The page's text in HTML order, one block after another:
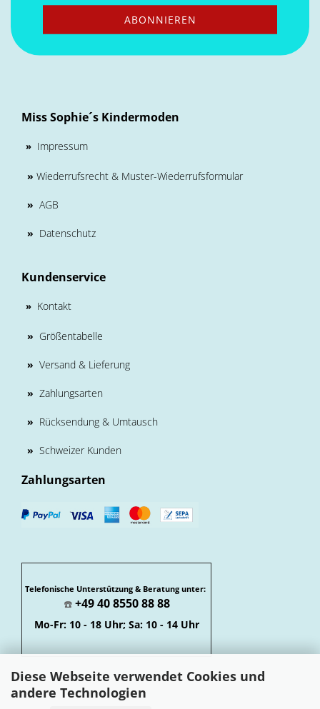
Diese Webseite verwendet Cookies und
andere Technologien
Miss Sophie´s Kindermoden
» Impressum
» Wiederrufsrecht & Muster-Wiederrufsformular
» AGB
» Datenschutz
Kundenservice
» Kontakt
» Größentabelle
» Versand & Lieferung
» Zahlungsarten
» Rücksendung & Umtausch
» Schweizer Kunden
Zahlungsarten
Telefonische Unterstützung & Beratung unter:
☎️ +49 40 8550 88 88
Mo-Fr: 10 - 18 Uhr; Sa: 10 - 14 Uhr